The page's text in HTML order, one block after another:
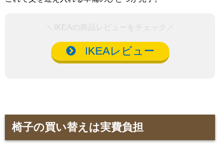
＼IKEAの商品レビューをチェック／
IKEAレビュー
椅子の買い替えは実費負担